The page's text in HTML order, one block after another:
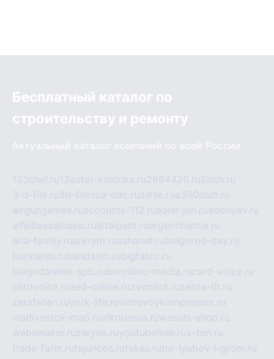
Бесплатный каталог по
строительству и ремонту
Актуальный каталог компаний по всей России
133chel.ru13autor-kolonka.ru2864420.ru2rich.ru
3-d-file.ru3d-file.rua-cdc.ruaalse.rua380club.ru
airgungames.ruaccounts-112.ruadler-jun.ruadonyev.ru
alfeihavsalnassr.rualtaipant.ruargentinamia.ru
aria-family.ruarkrym.ruashanet.rubelgorod-day.ru
bankaribi.rubandamn.rubigfatcc.ru
blagodarenie-spb.ruborodino-media.rucard-voice.ru
cardvoice.ruzed-online.ruzvonitut.ruzebra-tlt.ru
zarafshan.ruyork-life.ruvintovoykompressor.ru
vladivostok-map.ruvlknrussia.ruwasabi-shop.ru
webamator.ruzaryna.ruyoutubefree.rux-ton.ru
trade-farm.rutajuncos.rutaksu.rutor-lyubov-i-grom.ru